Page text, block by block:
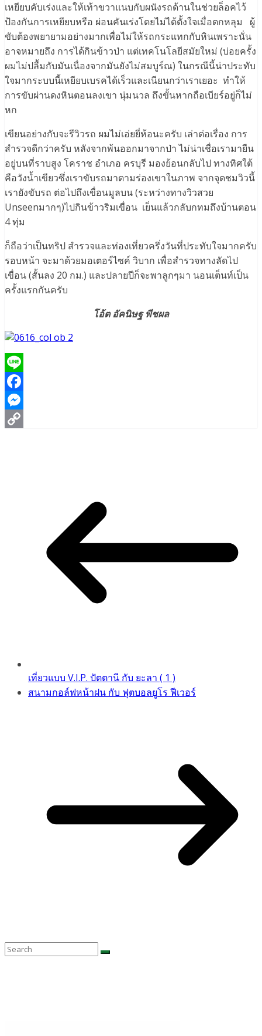
เหยียบคับเร่งและให้เท้าขวาแนบกับผนังรถด้านในช่วยล็อคไว้
ป้องกันการเหยียบหรือ ผ่อนคันเร่งโดยไม่ได้ตั้งใจเมื่อตกหลุม ผู้
ขับต้องพยายามอย่างมากเพื่อไม่ให้รถกระแทกกับหินเพราะนั่น
อาจหมายถึง การได้กินข้าวป่า แต่เทคโนโลยีสมัยใหม่ (บ่อยครั้ง
ผมไม่ปลื้มกับมันเนื่องจากมันยังไม่สมบูร์ณ) ในกรณีนี้น่าประทับ
ใจมากระบบนี้เหยียบเบรคได้เร็วและเนียนกว่าเราเยอะ ทำให้
การขับผ่านดงหินตอนลงเขา นุ่มนวล ถึงขั้นหากถือเบียร์อยู่ก็ไม่
หก
เขียนอย่างกับจะรีวิวรถ ผมไม่เอ่ยยี่ห้อนะครับ เล่าต่อเรื่อง การ
สำรวจดีกว่าครับ หลังจากพ้นออกมาจากป่า ไม่น่าเชื่อเรามายืน
อยู่บนที่ราบสูง โคราช อำเภอ ครบุรี มองย้อนกลับไป ทางทิศใต้
คือวังน้ำเขียวซึ่งเราขับรถมาตามร่องเขาในภาพ จากจุดชมวิวนี้
เรายังขับรถ ต่อไปถึงเขื่อนมูลบน (ระหว่างทางวิวสวย
Unseenมากๆ)ไปกินข้าวริมเขื่อน เย็นแล้วกลับกทมถึงบ้านตอน
4 ทุ่ม
ก็ถือว่าเป็นทริป สำรวจและท่องเที่ยวครึ่งวันที่ประทับใจมากครับ
รอบหน้า จะมาด้วยมอเตอร์ไซค์ วิบาก เพื่อสำรวจทางลัดไป
เขื่อน (สั้นลง 20 กม.) และปลายปีก็จะพาลูกๆมา นอนเต็นท์เป็น
ครั้งแรกกันครับ
โอ้ต อัคนิษฐ พีชผล
Line
Facebook
Messenger
เที่ยวแบบ V.I.P. ปัตตานี กับ ยะลา ( 1 )
สนามกอล์ฟหน้าฝน กับ ฟุตบอลยูโร ฟีเวอร์